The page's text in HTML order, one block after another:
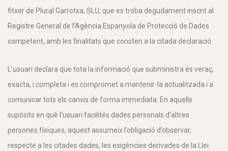
fitxer de Plural Garrotxa, SLU, que es troba degudament inscrit al
Registre General de l’Agència Espanyola de Protecció de Dades
competent, amb les finalitats que consten a la citada declaració.
L’usuari declara que tota la informació que subministra és veraç,
exacta, i completa i es compromet a mantenir-la actualitzada i a
comunicar tots els canvis de forma immediata. En aquells
supòsits en què l’usuari facilités dades personals d’altres
persones físiques, aquest assumeix l’obligació d’observar,
respecte a les citades dades, les exigències derivades de la Llei